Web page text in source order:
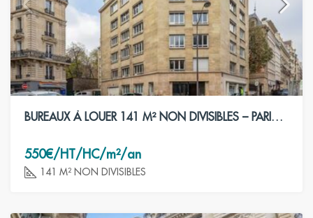
BUREAUX À LOUER 141 M² NON DIVISIBLES – PARIS 8ÈME
550€/HT/HC/m²/an
141 M² NON DIVISIBLES